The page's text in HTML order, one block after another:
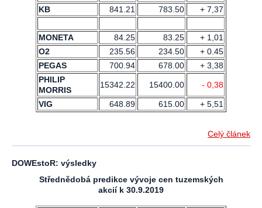
KB 841.21 783.50 + 7,37
MONETA 84.25 83.25
+ 1,01
O2
235.56 234.50
+ 0.45
PEGAS
700.94 678.00
+ 3,38
PHILIP
MORRIS
15342.22 15400.00 - 0,38
VIG 648.89 615.00 + 5,51
Celý článek
DOWEstoR: výsledky
Střednědobá predikce vývoje cen tuzemských
akcií k 30.9.2019